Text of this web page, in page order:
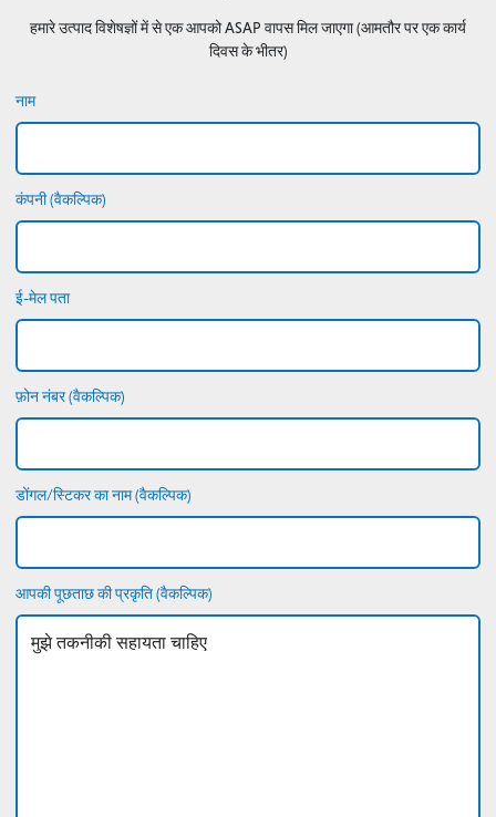
हमारे उत्पाद विशेषज्ञों में से एक आपको ASAP वापस मिल जाएगा (आमतौर पर एक कार्य
दिवस के भीतर)
नाम
कंपनी (वैकल्पिक)
ई-मेल पता
फ़ोन नंबर (वैकल्पिक)
डोंगल/स्टिकर का नाम (वैकल्पिक)
आपकी पूछताछ की प्रकृति (वैकल्पिक)